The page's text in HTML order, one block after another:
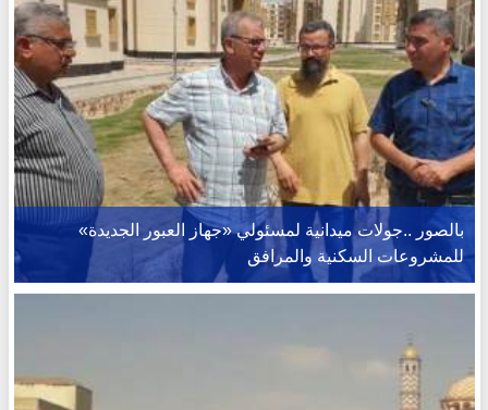
بالصور ..جولات ميدانية لمسئولي «جهاز العبور الجديدة»
للمشروعات السكنية والمرافق